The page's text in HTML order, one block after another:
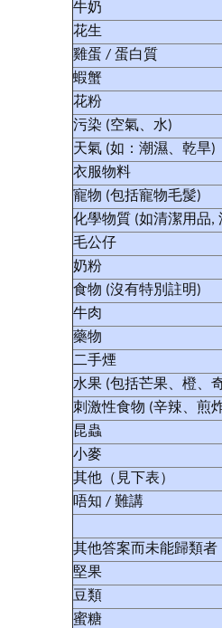
牛奶
花生
雞蛋 / 蛋白質
蝦蟹
花粉
污染 (空氣、水)
天氣 (如：潮濕、乾旱)
衣服物料
寵物 (包括寵物毛髲)
化學物質 (如清潔用品,
毛公仔
奶粉
食物 (沒有特別註明)
牛肉
藥物
二手煙
水果 (包括芒果、橙、
刺激性食物 (辛辣、煎
昆蟲
小麥
其他（見下表）
唔知 / 難講
其他答案而未能歸類者
堅果
豆類
蜜糖